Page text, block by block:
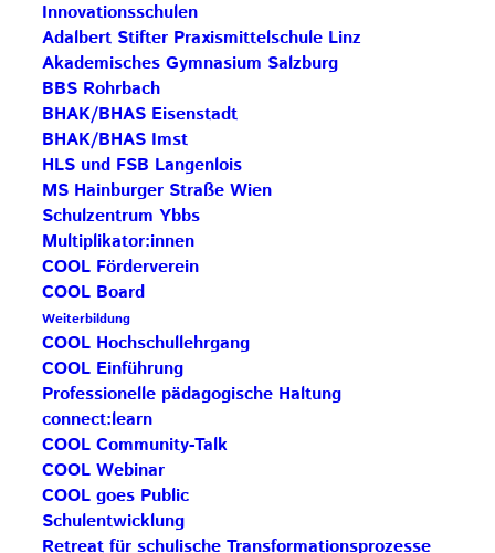
Innovationsschulen
Adalbert Stifter Praxismittelschule Linz
Akademisches Gymnasium Salzburg
BBS Rohrbach
BHAK/BHAS Eisenstadt
BHAK/BHAS Imst
HLS und FSB Langenlois
MS Hainburger Straße Wien
Schulzentrum Ybbs
Multiplikator:innen
COOL Förderverein
COOL Board
Weiterbildung
COOL Hochschullehrgang
COOL Einführung
Professionelle pädagogische Haltung
connect:learn
COOL Community-Talk
COOL Webinar
COOL goes Public
Schulentwicklung
Retreat für schulische Transformationsprozesse
Mit Begeisterung durften wir an beiden Tagen die
Kinder dabei beobachten, wie sie mit großem
Engagement ihre Lernjobs, Lern-Nuggets und
vielfältigen Arbeitsaufträge aus den
unterschiedlichsten Fächern erledigten. Mozart,
Licht und Optik, der Dreiecksumfang und Vieles
mehr war Thema. Dabei waren die Schüler:innen an
allen möglichen Plätzen im Schulhaus zu finden und
erklärten und zeigten uns bereitwillig, wie Lernen
in ihrer Schule funktioniert.
Bei intensiven pädagogischen Diskursen konnte die
Regionalgruppen COOL in der Praxis erleben und
vertiefen. Vor allem konnten wir sehen, wieviel
möglich ist und in der MS Albrechtsberg bereits
umgesetzt. Cornelia, Irene und Cornelia durfte sich
über ein ausschließlich positives Feedback zu ihrer
Arbeit und ihrem gelebten Schulkonzept freuen.